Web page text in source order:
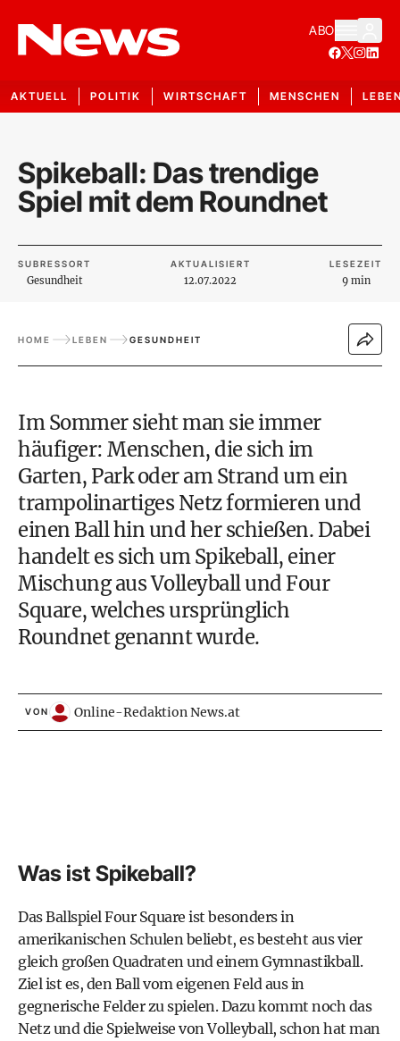
ABO
AKTUELL POLITIK WIRTSCHAFT MENSCHEN
Spikeball: Das trendige
Spiel mit dem Roundnet
SUBRESSORT
Gesundheit
AKTUALISIERT
12.07.2022
LESEZEIT
9 min
HOME LEBEN GESUNDHEIT
Im Sommer sieht man sie immer
häufiger: Menschen, die sich im
Garten, Park oder am Strand um ein
trampolinartiges Netz formieren und
einen Ball hin und her schießen. Dabei
handelt es sich um Spikeball, einer
Mischung aus Volleyball und Four
Square, welches ursprünglich
Roundnetgenannt wurde.
VON Online-Redaktion News.at
Was ist Spikeball?
Das Ballspiel Four Square ist besonders in
amerikanischen Schulenbeliebt, es besteht aus vier
gleich großen Quadraten und einem Gymnastikball.
Ziel ist es, den Ball vom eigenen Feld aus in
gegnerische Felder zu spielen. Dazu kommt noch das
Netz und die Spielweise von Volleyball, schon hat man